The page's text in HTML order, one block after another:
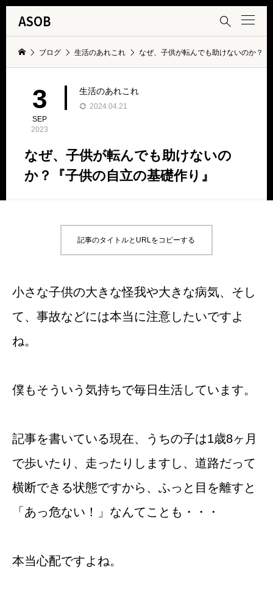
ASOB 
ブログ 生活のあれこれ なぜ、子供が転んでも助けないのか？
3
SEP
2023
生活のあれこれ
2024.04.21
なぜ、子供が転んでも助けないの
か？『子供の自立の基礎作り』
記事のタイトルとURLをコピーする
小さな子供の大きな怪我や大きな病気、そし
て、事故などには本当に注意したいですよ
ね。
僕もそういう気持ちで毎日生活しています。
記事を書いている現在、うちの子は1歳8ヶ月
で歩いたり、走ったりしますし、道路だって
横断できる状態ですから、ふっと目を離すと
「あっ危ない！」なんてことも・・・
本当心配ですよね。